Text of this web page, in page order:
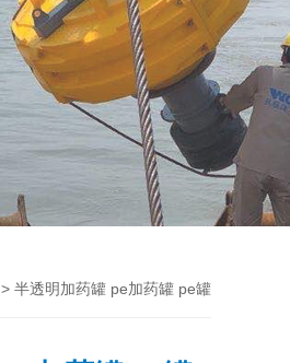
> 半透明加药罐 pe加药罐 pe罐